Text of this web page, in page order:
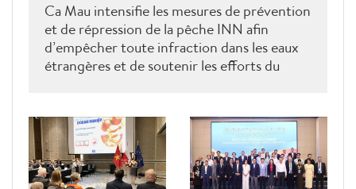
Ca Mau intensifie les mesures de prévention
et de répression de la pêche INN afin
d’empêcher toute infraction dans les eaux
étrangères et de soutenir les efforts du